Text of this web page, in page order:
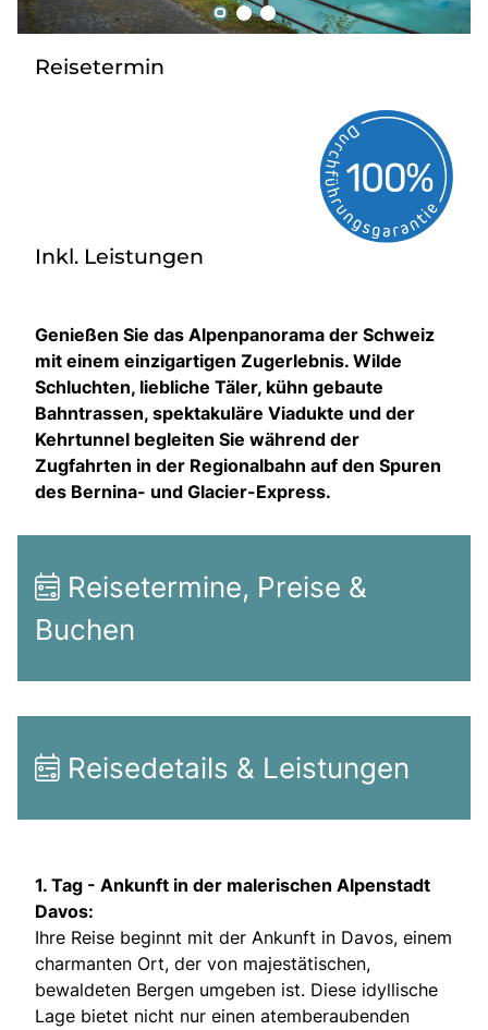
Reisetermin
Inkl. Leistungen
Genießen Sie das Alpenpanorama der Schweiz
mit einem einzigartigen Zugerlebnis. Wilde
Schluchten, liebliche Täler, kühn gebaute
Bahntrassen, spektakuläre Viadukte und der
Kehrtunnel begleiten Sie während der
Zugfahrten in der Regionalbahn auf den Spuren
des Bernina- und Glacier-Express.
Reisetermine, Preise &
Buchen
Reisedetails & Leistungen
1. Tag - Ankunft in der malerischen Alpenstadt
Davos:
Ihre Reise beginnt mit der Ankunft in Davos, einem
charmanten Ort, der von majestätischen,
bewaldeten Bergen umgeben ist. Diese idyllische
Lage bietet nicht nur einen atemberaubenden